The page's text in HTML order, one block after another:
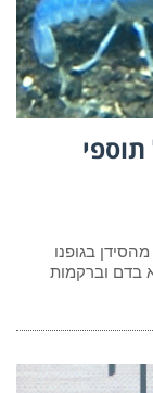
ביותר לגוף האדם. 99 אחוז מהסידן בגופנו
בדם וברקמות